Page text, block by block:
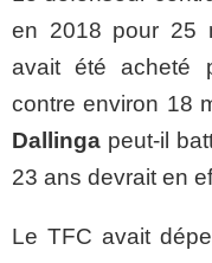
en 2018 pour 25
avait été acheté
contre environ 18
Dallinga peut-il
23 ans devrait en
Le TFC avait